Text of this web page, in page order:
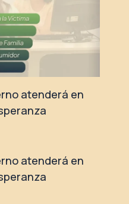
atenderá en
atenderá en